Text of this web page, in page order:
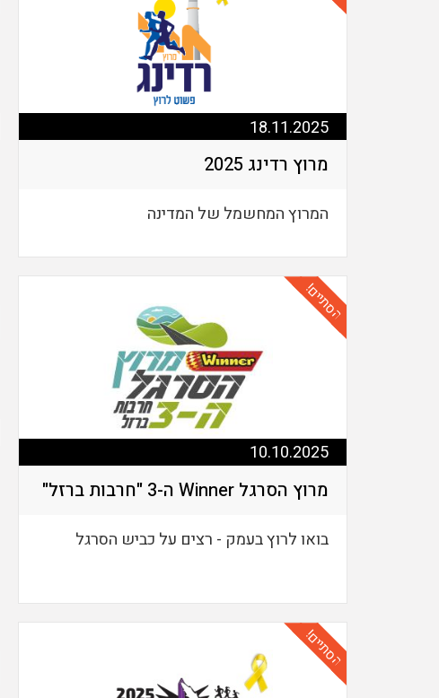
מרוץ רדינג 2025
18.11.2025
המרוץ המחשמל של המדינה
מרוץ הסרגל Winner ה-3 "חרבות ברזל"
הסתיים!
10.10.2025
בואו לרוץ בעמק - רצים על כביש הסרגל
הסתיים!